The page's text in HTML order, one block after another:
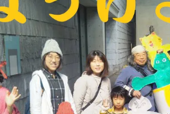
テクノロジー・ガジェット
映像・映画
ビジネス・起業
まちづくり・地域活性化